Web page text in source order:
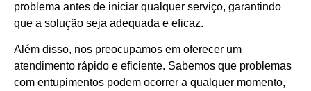
problema antes de iniciar qualquer serviço, garantindo
que a solução seja adequada e eficaz.
Além disso, nos preocupamos em oferecer um
atendimento rápido e eficiente. Sabemos que problemas
com entupimentos podem ocorrer a qualquer momento,